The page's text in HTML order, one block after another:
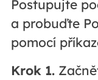
Postupujte
a probuďte
pomocí
Krok 1.